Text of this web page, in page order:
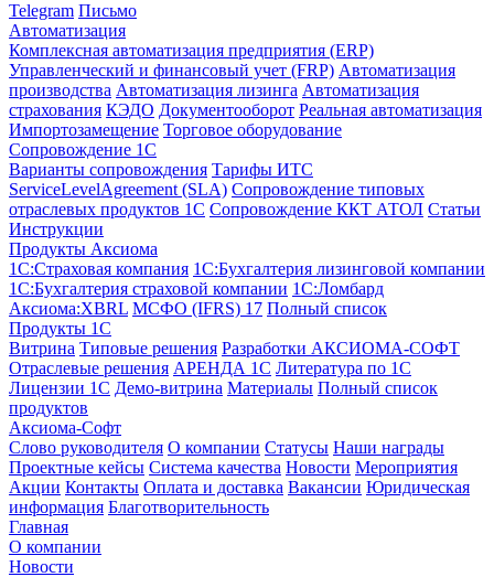
Telegram Письмо
Автоматизация
Комплексная автоматизация предприятия (ERP)
Управленческий и финансовый учет (FRP) Автоматизация
производства Автоматизация лизинга Автоматизация
страхования КЭДО Документооборот Реальная автоматизация
Импортозамещение Торговое оборудование
Сопровождение 1С
Варианты сопровождения Тарифы ИТС
ServiceLevelAgreement (SLA) Сопровождение типовых
отраслевых продуктов 1С Сопровождение ККТ АТОЛ Статьи
Инструкции
Продукты Аксиома
1С:Страховая компания 1С:Бухгалтерия лизинговой компании
1С:Бухгалтерия страховой компании 1С:Ломбард
Аксиома:XBRL МСФО (IFRS) 17 Полный список
Продукты 1С
Витрина Типовые решения Разработки АКСИОМА-СОФТ
Отраслевые решения АРЕНДА 1С Литература по 1С
Лицензии 1C Демо-витрина Материалы Полный список
продуктов
Аксиома-Софт
Слово руководителя О компании Статусы Наши награды
Проектные кейсы Система качества Новости Мероприятия
Акции Контакты Оплата и доставка Вакансии Юридическая
информация Благотворительность
Главная
О компании
Новости